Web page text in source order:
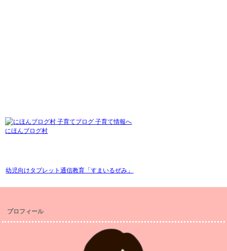
にほんブログ村
幼児向けタブレット通信教育「すまいるぜみ」
プロフィール